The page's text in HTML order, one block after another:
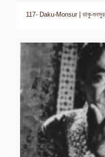
117- Daku-Monsur | ডাকু-মনসুর